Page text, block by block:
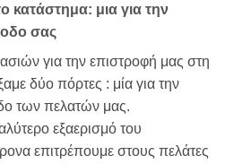
κατάστημα: μια για την
σας
για την επιστροφή μας στη
δύο πόρτες : μία για την
των πελατών μας.
εξαερισμό του
επιτρέπουμε στους πελάτες